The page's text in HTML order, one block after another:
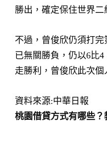
勝出，確定保住世界二
不過，曾俊欣仍須打
已無關勝負，仍以6比
走勝利，曾俊欣此次個
資料來源:中華日報
桃園借貸方式有哪些？